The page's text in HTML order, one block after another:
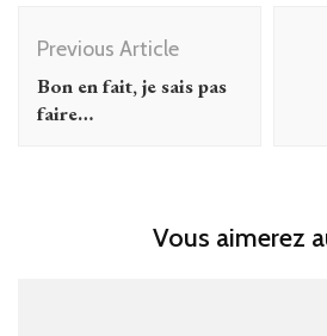
Navigation
Previous Article
Bon en fait, je sais pas
faire…
Vous aimerez